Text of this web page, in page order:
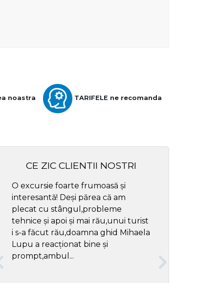
noastra TARIFELE ne recomanda
CE ZIC CLIENTII NOSTRI
O excursie foarte frumoasă și
interesantă! Deși părea că am
plecat cu stângul,probleme
tehnice și apoi și mai rău,unui turist
i s-a făcut rău,doamna ghid Mihaela
Lupu a reacționat bine și
prompt,ambul...